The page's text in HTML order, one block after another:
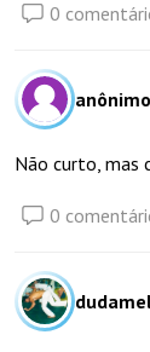
0
anônimo
Não curto, mas
0